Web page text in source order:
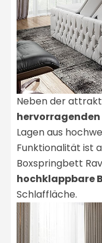
Neben der
Lagen aus
Funktionalität ist
Boxspringbett
hochklappbare
Schlaffläche.